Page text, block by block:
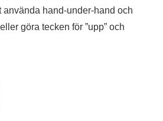
använda hand-under-hand och
göra tecken för ”upp” och